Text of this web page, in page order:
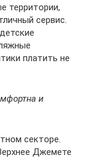
территории,
сервис.
платить не
и
секторе.
Джемете